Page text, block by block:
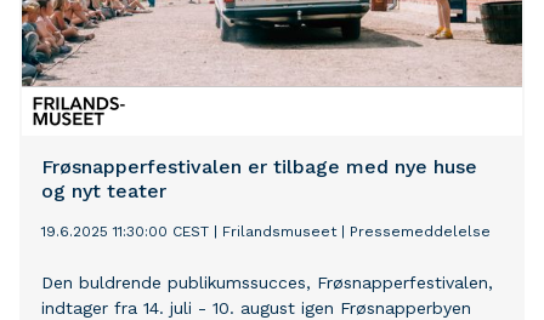
Frøsnapperfestivalen er tilbage med nye huse
og nyt teater
19.6.2025 11:30:00 CEST Frilandsmuseet| Pressemeddelelse
Den buldrende publikumssucces, Frøsnapperfestivalen,
indtager fra 14. juli - 10. august igen Frøsnapperbyen